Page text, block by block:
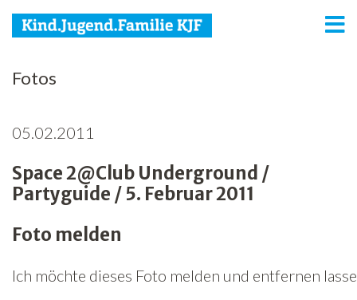
KJF
Jugend
Familie
Netzwerk
Fotos
05.02.2011
Space 2@Club Underground /
Partyguide / 5. Februar 2011
Foto melden
Ich möchte dieses Foto melden und entfernen